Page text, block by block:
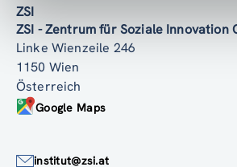
ZSI
ZSI - Zentrum für Soziale Innovation
Linke Wienzeile 246
1150 Wien
Österreich
Google Maps
institut@zsi.at